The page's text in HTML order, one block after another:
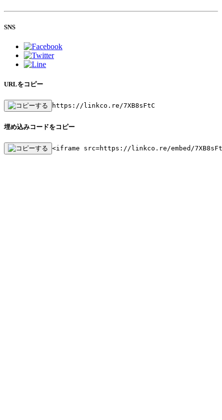
SNS
URLをコピー
https://linkco.re/7XB8sFtC
埋め込みコードをコピー
<iframe src=https://linkco.re/embed/